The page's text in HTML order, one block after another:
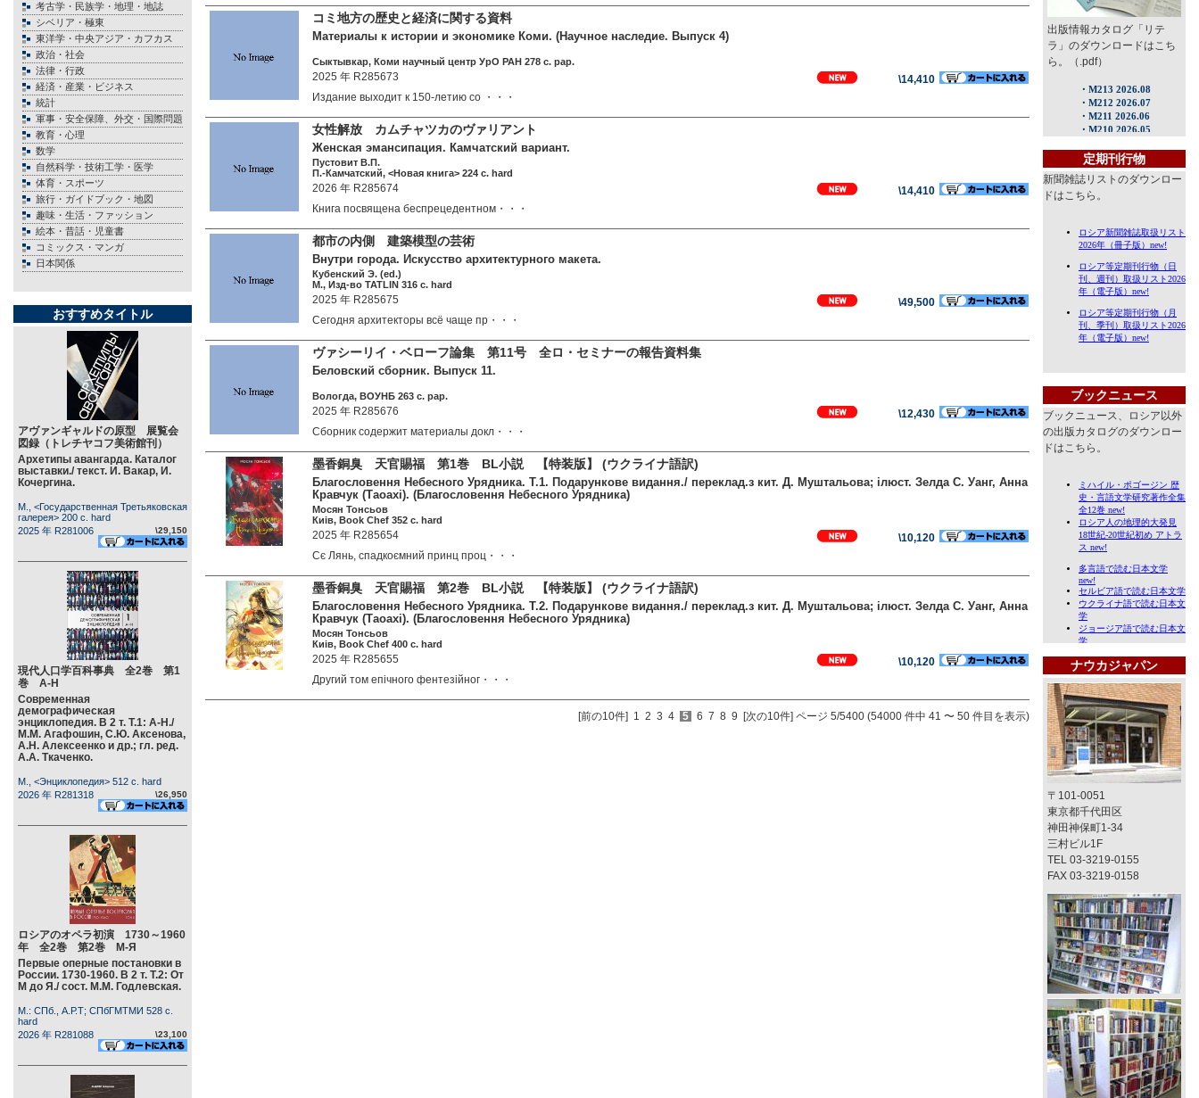
考古学・民族学・地理・地誌
シベリア・極東
東洋学・中央アジア・カフカス
政治・社会
法律・行政
経済・産業・ビジネス
統計
軍事・安全保障、外交・国際問題
教育・心理
数学
自然科学・技術工学・医学
体育・スポーツ
旅行・ガイドブック・地図
趣味・生活・ファッション
絵本・昔話・児童書
コミックス・マンガ
日本関係
おすすめタイトル
アヴァンギャルドの原型 展覧会
図録（トレチヤコフ美術館刊）
Архетипы авангарда. Каталог
выставки./ текст. И. Вакар, И.
Кочергина.
М., <Государственная Третьяковская
галерея> 200 c. hard
2025 年 R281006
\29,150
現代人口学百科事典 全2巻 第1
巻 А-Н
Современная
демографическая
энциклопедия. В 2 т. Т.1: А-Н./
М.М. Агафошин, С.Ю. Аксенова,
А.Н. Алексеенко и др.; гл. ред.
А.А. Ткаченко.
М., <Энциклопедия> 512 c. hard
2026 年 R281318
\26,950
ロシアのオペラ初演 1730～1960
年 全2巻 第2巻 М-Я
Первые оперные постановки в
России. 1730-1960. В 2 т. Т.2: От
М до Я./ сост. М.М. Годлевская.
М.: СПб., А.Р.Т; СПбГМТМИ 528 c.
hard
2026 年 R281088
\23,100
コミ地方の歴史と経済に関する資料
Материалы к истории и экономике Коми. (Научное наследие. Выпуск 4)
Сыктывкар, Коми научный центр УрО РАН 278 c. pap.
2025 年 R285673
\14,410
Издание выходит к 150-летию со ・・・
女性解放 カムチャツカのヴァリアント
Женская эмансипация. Камчатский вариант.
Пустовит В.П.
П.-Камчатский, <Новая книга> 224 c. hard
2026 年 R285674
\14,410
Книга посвящена беспрецедентном・・・
都市の内側 建築模型の芸術
Внутри города. Искусство архитектурного макета.
Кубенский Э. (ed.)
М., Изд-во TATLIN 316 c. hard
2025 年 R285675
\49,500
Сегодня архитекторы всё чаще пр・・・
ヴァシーリイ・ベローフ論集 第11号 全ロ・セミナーの報告資料集
Беловский сборник. Выпуск 11.
Вологда, ВОУНБ 263 c. pap.
2025 年 R285676
\12,430
Сборник содержит материалы докл・・・
墨香銅臭 天官賜福 第1巻 BL小説 【特装版】 (ウクライナ語訳)
Благословення Небесного Урядника. Т.1. Подарункове видання./ переклад.з кит. Д. Муштальова; iлюст. Зелда С. Уанг, Анна
Кравчук (Таоахі). (Благословення Небесного Урядника)
Мосян Тонсьов
Киів, Book Chef 352 c. hard
2025 年 R285654
\10,120
Сє Лянь, спадкоємний принц проц・・・
墨香銅臭 天官賜福 第2巻 BL小説 【特装版】 (ウクライナ語訳)
Благословення Небесного Урядника. Т.2. Подарункове видання./ переклад.з кит. Д. Муштальова; iлюст. Зелда С. Уанг, Анна
Кравчук (Таоахі). (Благословення Небесного Урядника)
Мосян Тонсьов
Киів, Book Chef 400 c. hard
2025 年 R285655
\10,120
Другий том епічного фентезійног・・・
[前の10件] 1 2 3 4 5 6 7 8 9 [次の10件] ページ 5/5400 (54000 件中 41 〜 50 件目を表示)
出版情報カタログ「リテ
ラ」のダウンロードはこち
ら。（.pdf）
定期刊行物
新聞雑誌リストのダウンロー
ドはこちら。
ブックニュース
ブックニュース、ロシア以外
の出版カタログのダウンロー
ドはこちら。
ナウカジャパン
〒101-0051
東京都千代田区
神田神保町1-34
三村ビル1F
TEL 03-3219-0155
FAX 03-3219-0158